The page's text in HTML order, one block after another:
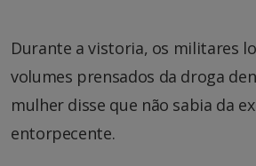
Durante a vistoria, os militares
volumes prensados da droga
mulher disse que não sabia da
entorpecente.